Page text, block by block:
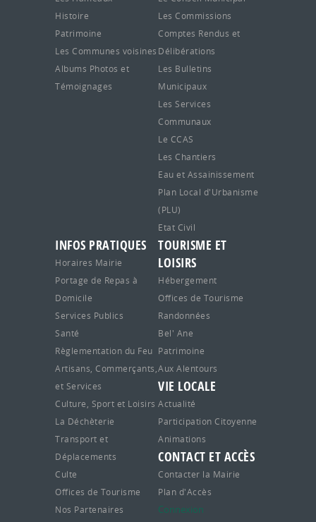
Histoire
Patrimoine
Les Communes voisines
Albums Photos et
Témoignages
Les Commissions
Comptes Rendus et
Délibérations
Les Bulletins
Municipaux
Les Services
Communaux
Le CCAS
Les Chantiers
Eau et Assainissement
Plan Local d'Urbanisme
(PLU)
Etat Civil
INFOS PRATIQUES
Horaires Mairie
Portage de Repas à
Domicile
Services Publics
Santé
Règlementation du Feu
Artisans, Commerçants,
et Services
Culture, Sport et Loisirs
La Déchèterie
Transport et
Déplacements
Culte
Offices de Tourisme
Nos Partenaires
TOURISME ET
LOISIRS
Hébergement
Offices de Tourisme
Randonnées
Bel' Ane
Patrimoine
Aux Alentours
VIE LOCALE
Actualité
Participation Citoyenne
Animations
CONTACT ET ACCÈS
Contacter la Mairie
Plan d'Accès
Connexion